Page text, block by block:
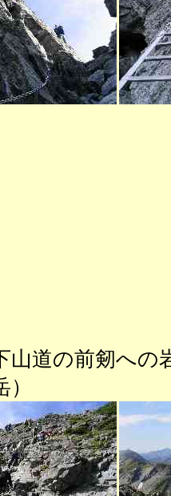
山道の前剱
岳） （武